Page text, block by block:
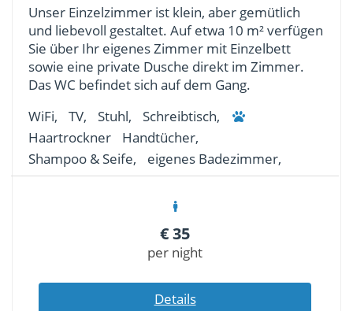
Unser Einzelzimmer ist klein, aber gemütlich
und liebevoll gestaltet. Auf etwa 10 m² verfügen
Sie über Ihr eigenes Zimmer mit Einzelbett
sowie eine private Dusche direkt im Zimmer.
Das WC befindet sich auf dem Gang.
WiFi,
TV, Stuhl,
Schreibtisch,
Haartrockner
Handtücher,
Shampoo & Seife,
eigenes Badezimmer,
€35
per night
Details